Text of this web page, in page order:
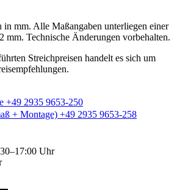
in mm. Alle Maßangaben unterliegen einer
mm. Technische Änderungen vorbehalten.
Streichpreisen handelt es sich um
+49 2935 9653-250
+ Montage) +49 2935 9653-258
Uhr